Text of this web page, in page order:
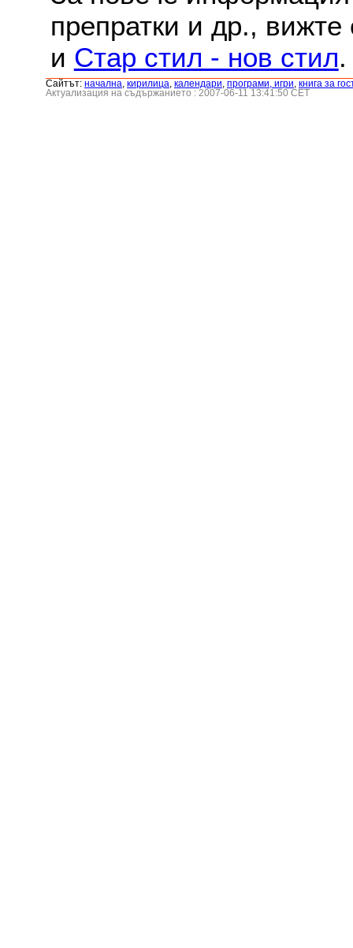
препратки и др.,
и Стар стил - нов стил.
Сайтът: началнa кирилица календари програми, игри книга за
Актуализация на съдържанието : 2007-06-11 13:41:50 CET